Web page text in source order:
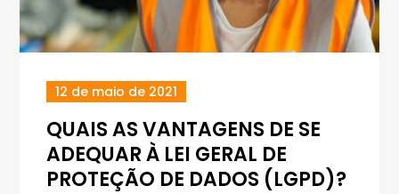
12 de maio de 2021
QUAIS AS VANTAGENS DE SE
ADEQUAR À LEI GERAL DE
PROTEÇÃO DE DADOS (LGPD)?